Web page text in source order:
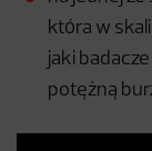
która w
jaki
potężną